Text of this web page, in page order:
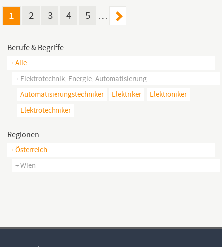
solide Basis, um die Aufgaben schnellstmöglich fachgerech zu
übernehmen. Mindestens
1 2 3 4 5 …
Berufe & Begriffe
+ Alle
+ Elektrotechnik, Energie, Automatisierung
Automatisierungstechniker
Elektriker
Elektroniker
Elektrotechniker
Regionen
+ Österreich
+ Wien